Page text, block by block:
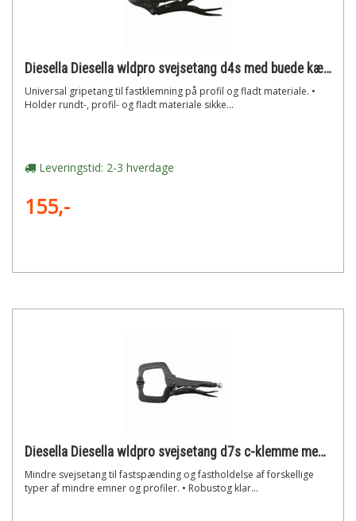
Diesella Diesella wldpro svejsetang d4s med buede kæber (175mm/7)"
Universal gripetang til fastklemning på profil og fladt materiale. •
Holder rundt-, profil- og fladt materiale sikke...
Leveringstid: 2-3 hverdage
155,-
Diesella Diesella wldpro svejsetang d7s c-klemme med runde tryksko (175mm/7)"
Mindre svejsetang til fastspænding og fastholdelse af forskellige
typer af mindre emner og profiler. • Robustog klar...